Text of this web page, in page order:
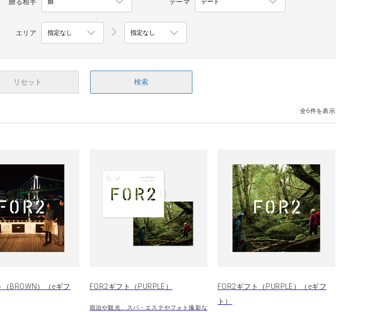
贈る相手 テーマ
エリア
リセット 検索
全6件を表示
（BROWN）（eギフ
FOR2ギフト（PURPLE）
宿泊や観光、スパ・エステやフォト撮影な
FOR2ギフト（PURPLE）（eギフ
ト）